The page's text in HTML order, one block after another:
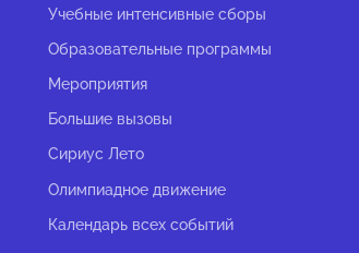
Учебные интенсивные сборы
Образовательные программы
Мероприятия
Большие вызовы
Сириус Лето
Олимпиадное движение
Календарь всех событий